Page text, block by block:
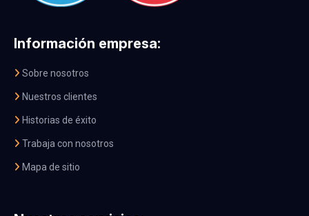
Información empresa:
Sobre nosotros
Nuestros clientes
Historias de éxito
Trabaja con nosotros
Mapa de sitio